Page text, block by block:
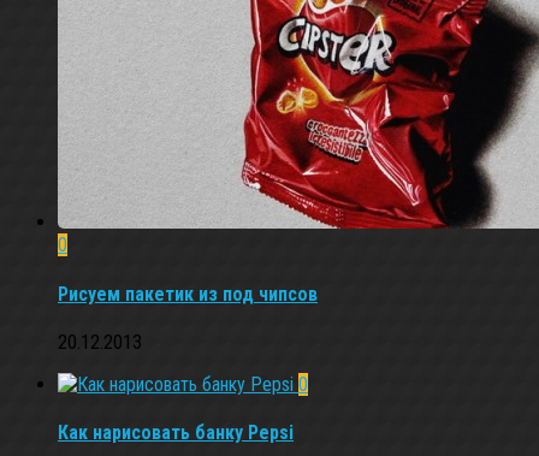
0
Рисуем пакетик из под чипсов
20.12.2013
0
Как нарисовать банку Pepsi